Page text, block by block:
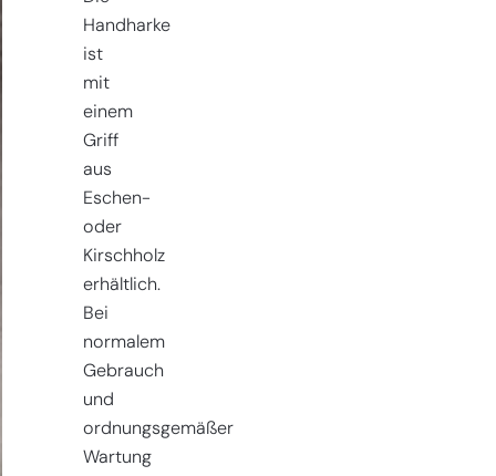
Handharke
ist
mit
einem
Griff
aus
Eschen-
oder
Kirschholz
erhältlich.
Bei
normalem
Gebrauch
und
ordnungsgemäßer
Wartung